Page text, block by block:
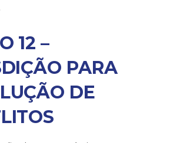
12 –
PARA
DE